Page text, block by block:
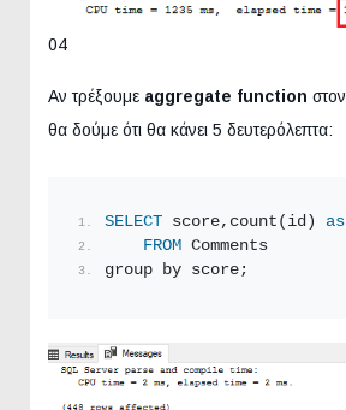
04
Αν τρέξουμε aggregate function στον
θα δούμε ότι θα κάνει 5 δευτερόλεπτα:
SELECT score,count(id) as
FROM Comments
group by score;